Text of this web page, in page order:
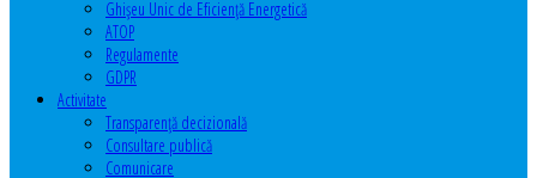
Ghişeu Unic de Eficienţă Energetică
ATOP
Regulamente
GDPR
Activitate
Transparenţă decizională
Consultare publică
Comunicare